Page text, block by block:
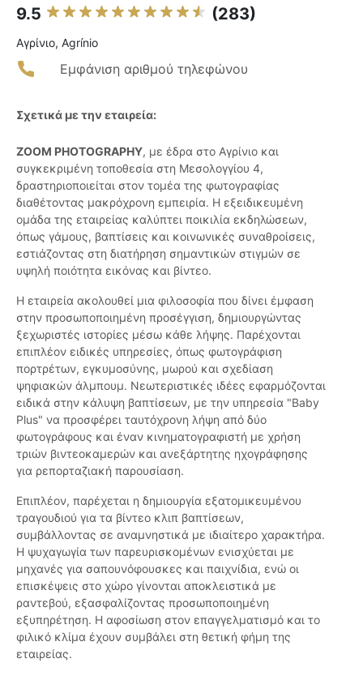
9.5 (283)
Αγρίνιο, Agrínio
Εμφάνιση αριθμού τηλεφώνου
Σχετικά με την εταιρεία:
ZOOM PHOTOGRAPHY, με έδρα στο Αγρίνιο και
συγκεκριμένη τοποθεσία στη Μεσολογγίου 4,
δραστηριοποιείται στον τομέα της φωτογραφίας
διαθέτοντας μακρόχρονη εμπειρία. Η εξειδικευμένη
ομάδα της εταιρείας καλύπτει ποικιλία εκδηλώσεων,
όπως γάμους, βαπτίσεις και κοινωνικές συναθροίσεις,
εστιάζοντας στη διατήρηση σημαντικών στιγμών σε
υψηλή ποιότητα εικόνας και βίντεο.
Η εταιρεία ακολουθεί μια φιλοσοφία που δίνει έμφαση
στην προσωποποιημένη προσέγγιση, δημιουργώντας
ξεχωριστές ιστορίες μέσω κάθε λήψης. Παρέχονται
επιπλέον ειδικές υπηρεσίες, όπως φωτογράφιση
πορτρέτων, εγκυμοσύνης, μωρού και σχεδίαση
ψηφιακών άλμπουμ. Νεωτεριστικές ιδέες εφαρμόζονται
ειδικά στην κάλυψη βαπτίσεων, με την υπηρεσία "Baby
Plus" να προσφέρει ταυτόχρονη λήψη από δύο
φωτογράφους και έναν κινηματογραφιστή με χρήση
τριών βιντεοκαμερών και ανεξάρτητης ηχογράφησης
για ρεπορταζιακή παρουσίαση.
Επιπλέον, παρέχεται η δημιουργία εξατομικευμένου
τραγουδιού για τα βίντεο κλιπ βαπτίσεων,
συμβάλλοντας σε αναμνηστικά με ιδιαίτερο χαρακτήρα.
Η ψυχαγωγία των παρευρισκομένων ενισχύεται με
μηχανές για σαπουνόφουσκες και παιχνίδια, ενώ οι
επισκέψεις στο χώρο γίνονται αποκλειστικά με
ραντεβού, εξασφαλίζοντας προσωποποιημένη
εξυπηρέτηση. Η αφοσίωση στον επαγγελματισμό και το
φιλικό κλίμα έχουν συμβάλει στη θετική φήμη της
εταιρείας.